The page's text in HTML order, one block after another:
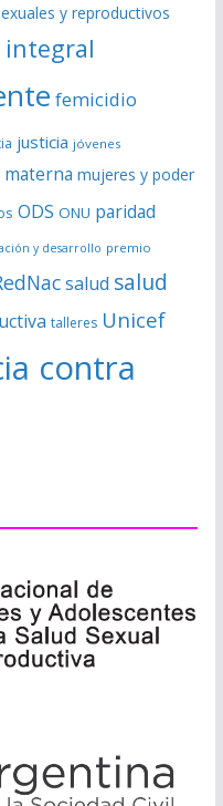
y reproductivos
integral
femicidio
justicia jóvenes
mujeres y poder
ODS ONU paridad
y desarrollo premio
salud salud
talleres Unicef
contra